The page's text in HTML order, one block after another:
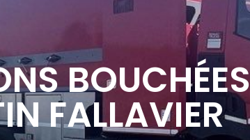
BOUCHÉES
FALLAVIER